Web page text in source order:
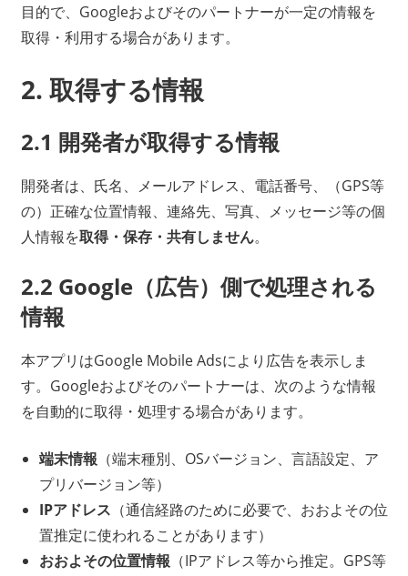
目的で、Googleおよびそのパートナーが一定の情報を
取得・利用する場合があります。
2. 取得する情報
2.1 開発者が取得する情報
開発者は、氏名、メールアドレス、電話番号、（GPS等
の）正確な位置情報、連絡先、写真、メッセージ等の個
人情報を取得・保存・共有しません。
2.2 Google（広告）側で処理される
情報
本アプリはGoogle Mobile Adsにより広告を表示しま
す。Googleおよびそのパートナーは、次のような情報
を自動的に取得・処理する場合があります。
端末情報 （端末種別、OSバージョン、言語設定、ア
プリバージョン等）
IPアドレス （通信経路のために必要で、おおよその位
置推定に使われることがあります）
おおよその位置情報 （IPアドレス等から推定。GPS等